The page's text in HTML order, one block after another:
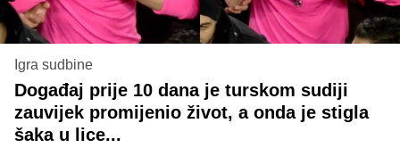
Igra sudbine
Događaj prije 10 dana je turskom sudiji
zauvijek promijenio život, a onda je stigla
šaka u lice...